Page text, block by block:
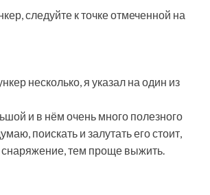
следуйте к точке отмеченной на
несколько, я указал на один из
и в нём очень много полезного
поискать и залутать его стоит,
тем проще выжить.